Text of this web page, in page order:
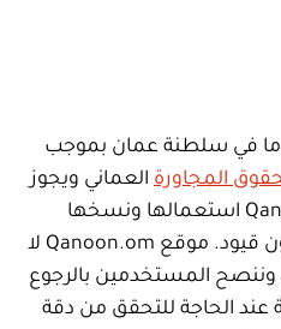
في سلطنة عمان بموجب
المجاورة العماني ويجوز
لمستخدمي موقع Qanoon.om استعمالها ونسخها
ونشرها وترجمتها مجانا ودون قيود. موقع Qanoon.om لا
وننصح المستخدمين بالرجوع
عند الحاجة للتحقق من دقة